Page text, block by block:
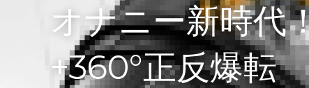
オナニー新時代
+360°正反爆転